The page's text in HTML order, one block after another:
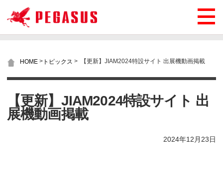
HOME > トピックス > 【更新】JIAM2024特設サイト 出展機動画掲載
【更新】JIAM2024特設サイト 出
展機動画掲載
2024年12月23日